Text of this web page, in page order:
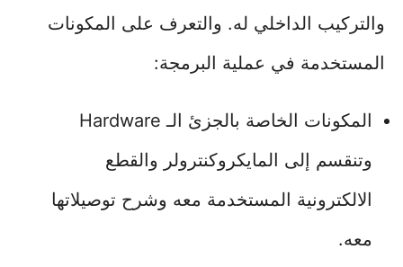
والتركيب الداخلي له. والتعرف على المكونات
المستخدمة في عملية البرمجة:
المكونات الخاصة بالجزئ الـ Hardware
وتنقسم إلى المايكروكنترولر والقطع
الالكترونية المستخدمة معه وشرح توصيلاتها
معه.